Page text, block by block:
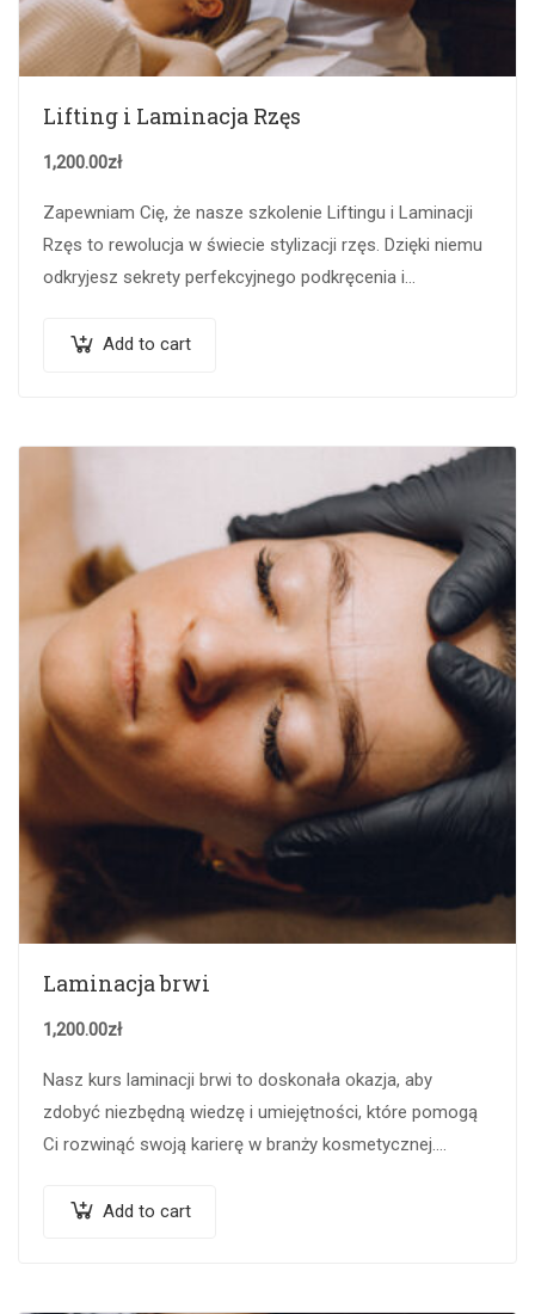
Lifting i Laminacja Rzęs
1,200.00zł
Zapewniam Cię, że nasze szkolenie Liftingu i Laminacji
Rzęs to rewolucja w świecie stylizacji rzęs. Dzięki niemu
odkryjesz sekrety perfekcyjnego podkręcenia i
Zyskasz…Add to cart
Laminacja brwi
1,200.00zł
Nasz kurs laminacji brwi to doskonała okazja, aby
zdobyć niezbędną wiedzę i umiejętności, które pomogą
Ci rozwinąć swoją karierę w branży kosmetycznej.
Add to cart